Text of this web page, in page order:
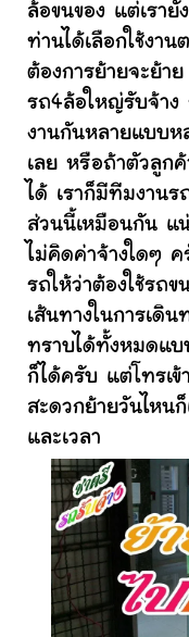
ล้อขนของ แต่เรา
ท่านได้เลือกใช้งา
ต้องการย้ายจะย้า
รถ4ล้อใหญ่รับจ้าง
งานกันหลายแบบห
เลย หรือถ้าตัวลูกค้
ได้ เราก็มีทีมงานร
ส่วนนี้เหมือนกัน แ
ไม่คิดค่าจ้างใดๆ ค
รถให้ว่าต้องใช้รถ
เส้นทางในการเดิ
ทราบได้ทั้งหมดแบ
ก็ได้ครับ แต่โทรเข้
สะดวกย้ายวันไหน
และเวลา